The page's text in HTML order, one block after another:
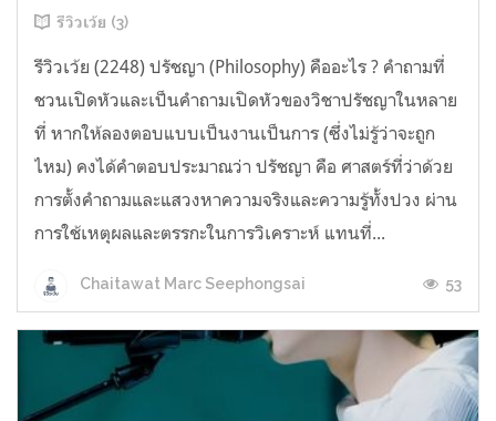
รีวิวเว้ย (3)
รีวิวเว้ย (2248) ปรัชญา (Philosophy) คืออะไร ? คำถามที่
ชวนเปิดหัวและเป็นคำถามเปิดหัวของวิชาปรัชญาในหลาย
ที่ หากให้ลองตอบแบบเป็นงานเป็นการ (ซึ่งไม่รู้ว่าจะถูก
ไหม) คงได้คำตอบประมาณว่า ปรัชญา คือ ศาสตร์ที่ว่าด้วย
การตั้งคำถามและแสวงหาความจริงและความรู้ทั้งปวง ผ่าน
การใช้เหตุผลและตรรกะในการวิเคราะห์ แทนที่...
Chaitawat Marc Seephongsai 53